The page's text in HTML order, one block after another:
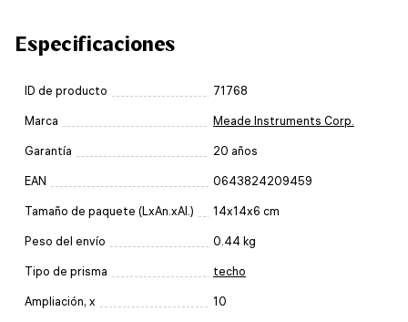
Especificaciones
ID de producto 71768
Marca Meade Instruments Corp.
Garantía 20 años
EAN 0643824209459
Tamaño de paquete (LxAn.xAl.) 14x14x6 cm
Peso del envío 0.44 kg
Tipo de prisma techo
Ampliación, x 10